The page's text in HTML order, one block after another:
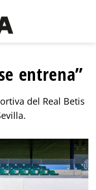
entrena”
del Real Betis